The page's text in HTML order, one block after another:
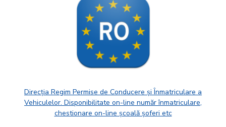
Direcția Regim Permise de Conducere și Înmatriculare a
Vehiculelor. Disponibilitate on-line număr înmatriculare,
chestionare on-line școală șoferi etc